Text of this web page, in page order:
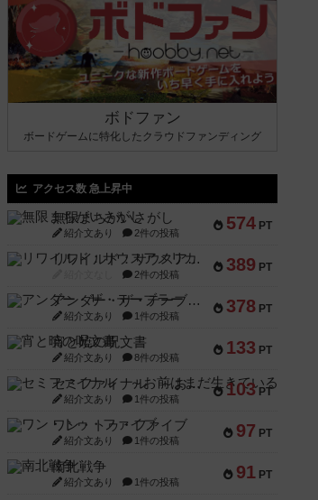
ボドファン
ボードゲームに特化したクラウドファンディング
アクセス数 急上昇中
574 PT
無限まちがいさがし
紹介文あり 2件の投稿
389 PT
リワイルド：サウスアメリカ
2件の投稿
378 PT
アンダー・ザ・テーブラー
紹介文あり 1件の投稿
133 PT
宵と暁の呪文書
紹介文あり 8件の投稿
103 PT
セミファイナル ～お前はまだ生きている～
紹介文あり 1件の投稿
97 PT
ワン・トゥ・ファイブ
紹介文あり 1件の投稿
91 PT
南北戦争
紹介文あり 1件の投稿